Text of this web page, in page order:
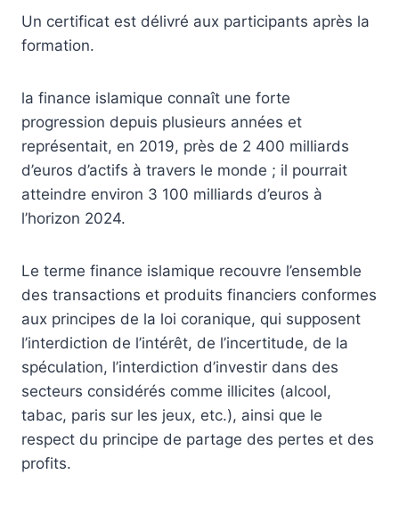
Un certificat est délivré aux participants après la
formation.
la finance islamique connaît une forte
progression depuis plusieurs années et
représentait, en 2019, près de 2 400 milliards
d’euros d’actifs à travers le monde ; il pourrait
atteindre environ 3 100 milliards d’euros à
l’horizon 2024.
Le terme finance islamique recouvre l’ensemble
des transactions et produits financiers conformes
aux principes de la loi coranique, qui supposent
l’interdiction de l’intérêt, de l’incertitude, de la
spéculation, l’interdiction d’investir dans des
secteurs considérés comme illicites (alcool,
tabac, paris sur les jeux, etc.), ainsi que le
respect du principe de partage des pertes et des
profits.